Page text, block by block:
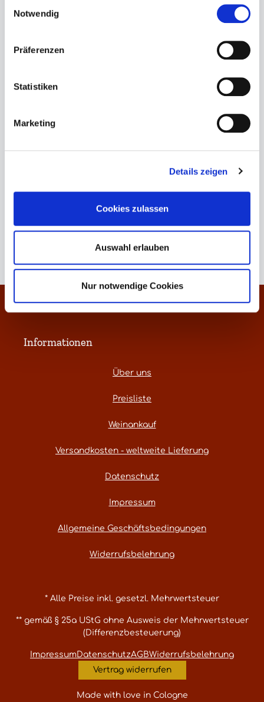
Notwendig
Präferenzen
Statistiken
Marketing
Details zeigen
Cookies zulassen
Auswahl erlauben
Nur notwendige Cookies
Verkaufspreis:
44,90 € Regulärer Preis: Verkaufspreis:
44,90 € Regulärer Preis:
Kontakt
Informationen
Über uns
Preisliste
Weinankauf
Versandkosten - weltweite Lieferung
Datenschutz
Impressum
Allgemeine Geschäftsbedingungen
Widerrufsbelehrung
* Alle Preise inkl. gesetzl. Mehrwertsteuer
** gemäß § 25a UStG ohne Ausweis der Mehrwertsteuer
(Differenzbesteuerung)
ImpressumDatenschutzAGBWiderrufsbelehrung
Vertrag widerrufen
Made with love in Cologne